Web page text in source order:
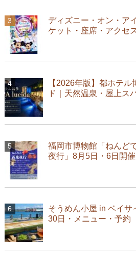
ディズニー・オン・ア
ケット・座席・アクセ
【2026年版】都ホテ
ド｜天然温泉・屋上ス
福岡市博物館「ねんど
夜行」8月5日・6日開催
そうめん小屋 in ベイサ
30日・メニュー・予約